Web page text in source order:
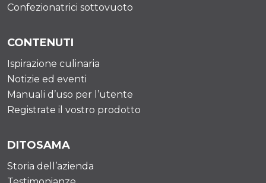
Confezionatrici sottovuoto
CONTENUTI
Ispirazione culinaria
Notizie ed eventi
Manuali d’uso per l’utente
Registrate il vostro prodotto
DITOSAMA
Storia dell’azienda